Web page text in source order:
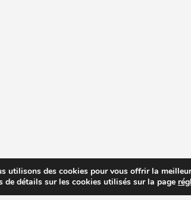
utilisons des cookies pour vous offrir la
de détails sur les cookies utilisés sur la page